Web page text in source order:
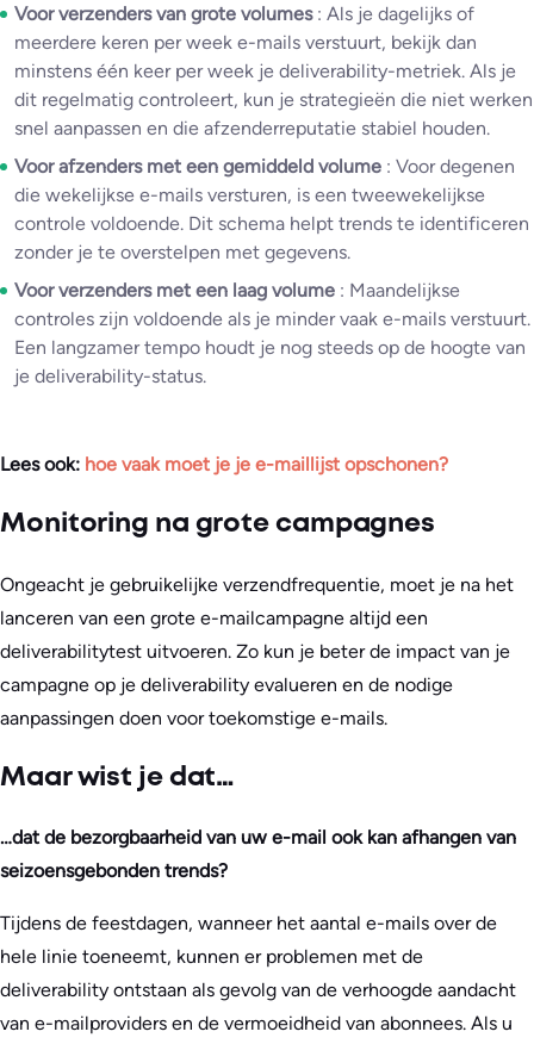
Voor verzenders van grote volumes : Als je dagelijks of
meerdere keren per week e-mails verstuurt, bekijk dan
minstens één keer per week je deliverability-metriek. Als je
dit regelmatig controleert, kun je strategieën die niet werken
snel aanpassen en die afzenderreputatie stabiel houden.
Voor afzenders met een gemiddeld volume : Voor degenen
die wekelijkse e-mails versturen, is een tweewekelijkse
controle voldoende. Dit schema helpt trends te identificeren
zonder je te overstelpen met gegevens.
Voor verzenders met een laag volume : Maandelijkse
controles zijn voldoende als je minder vaak e-mails verstuurt.
Een langzamer tempo houdt je nog steeds op de hoogte van
je deliverability-status.
Lees ook: hoe vaak moet je je e-maillijst opschonen?
Monitoring na grote campagnes
Ongeacht je gebruikelijke verzendfrequentie, moet je na het
lanceren van een grote e-mailcampagne altijd een
deliverabilitytest uitvoeren. Zo kun je beter de impact van je
campagne op je deliverability evalueren en de nodige
aanpassingen doen voor toekomstige e-mails.
Maar wist je dat…
…dat de bezorgbaarheid van uw e-mail ook kan afhangen van
seizoensgebonden trends?
Tijdens de feestdagen, wanneer het aantal e-mails over de
hele linie toeneemt, kunnen er problemen met de
deliverability ontstaan als gevolg van de verhoogde aandacht
van e-mailproviders en de vermoeidheid van abonnees. Als u